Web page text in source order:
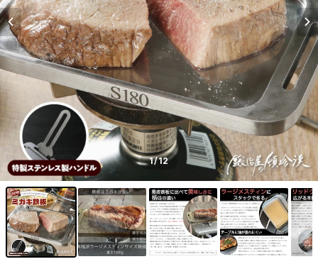
1/12